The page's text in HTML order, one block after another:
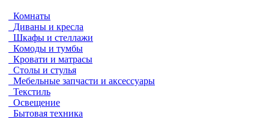
Комнаты
Диваны и кресла
Шкафы и стеллажи
Комоды и тумбы
Кровати и матрасы
Столы и стулья
Мебельные запчасти и аксессуары
Текстиль
Освещение
Бытовая техника